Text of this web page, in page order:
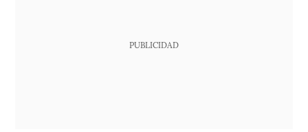
PUBLICIDAD